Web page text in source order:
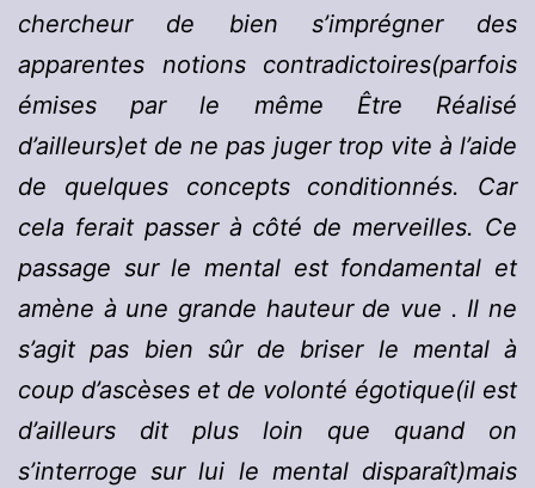
chercheur de bien s’imprégner des
apparentes notions contradictoires(parfois
émises par le même Être Réalisé
d’ailleurs)et de ne pas juger trop vite à l’aide
de quelques concepts conditionnés. Car
cela ferait passer à côté de merveilles. Ce
passage sur le mental est fondamental et
amène à une grande hauteur de vue . Il ne
s’agit pas bien sûr de briser le mental à
coup d’ascèses et de volonté égotique(il est
d’ailleurs dit plus loin que quand on
s’interroge sur lui le mental disparaît)mais